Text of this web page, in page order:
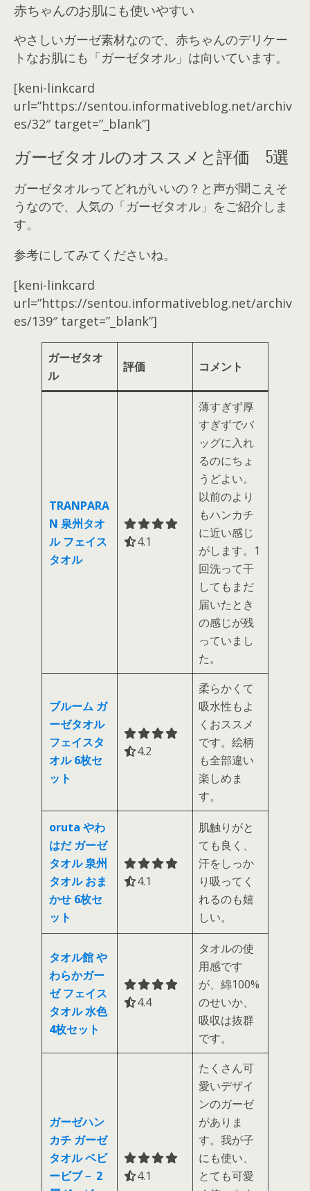
赤ちゃんのお肌にも使いやすい
やさしいガーゼ素材なので、赤ちゃんのデリケー
トなお肌にも「ガーゼタオル」は向いています。
[keni-linkcard
url=”https://sentou.informativeblog.net/archiv
es/32″ target=”_blank”]
ガーゼタオルのオススメと評価 5選
ガーゼタオルってどれがいいの？と声が聞こえそ
うなので、人気の「ガーゼタオル」をご紹介しま
す。
参考にしてみてくださいね。
[keni-linkcard
url=”https://sentou.informativeblog.net/archiv
es/139″ target=”_blank”]
ガーゼタオ
ル
評価 コメント
TRANPARA
N 泉州タオ
ル フェイス
タオル
4.1 out of 5.0 stars
4.1
薄すぎず厚
すぎずでバ
ッグに入れ
るのにちょ
うどよい。
以前のより
もハンカチ
に近い感じ
がします。1
回洗って干
してもまだ
届いたとき
の感じが残
っていまし
た。
ブルーム ガ
ーゼタオル
フェイスタ
オル 6枚セ
ット
4.2 out of 5.0 stars
4.2
柔らかくて
吸水性もよ
くおススメ
です。絵柄
も全部違い
楽しめま
す。
oruta やわ
はだ ガーゼ
タオル 泉州
タオル おま
かせ 6枚セ
ット
4.1 out of 5.0 stars
4.1
肌触りがと
ても良く、
汗をしっか
り吸ってく
れるのも嬉
しい。
タオル館 や
わらかガー
ゼ フェイス
タオル 水色
4枚セット
4.4 out of 5.0 stars
4.4
タオルの使
用感です
が、綿100%
のせいか、
吸収は抜群
です。
ガーゼハン
カチ ガーゼ
タオル ベビ
ービブ－ 2
4.1 out of 5.0 stars
4.1
たくさん可
愛いデザイ
ンのガーゼ
がありま
す。我が子
にも使い、
とても可愛